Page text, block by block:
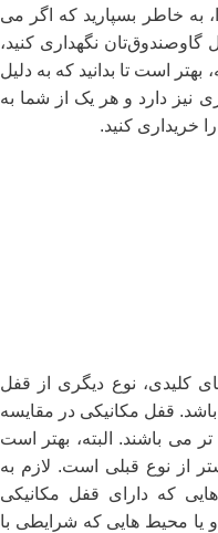
به خاطر بسپارید که اگر می
گاوصندوق‌تان نگهداری کنید،
بهتر است تا بدانید که به دلیل
نیز دارد و هر یک از شما به
خریداری کنید.
کلیدی، نوع دیگری از قفل
قفل مکانیکی در مقایسه
می باشند. البته، بهتر است
از نوع قبلی است. لازم به
که دارای قفل مکانیکی
یا محیط هایی که شرایطی با